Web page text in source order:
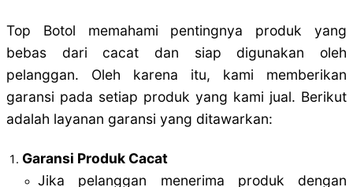
Top Botol memahami pentingnya produk yang
bebas dari cacat dan siap digunakan oleh
pelanggan. Oleh karena itu, kami memberikan
garansi pada setiap produk yang kami jual. Berikut
adalah layanan garansi yang ditawarkan:
Garansi Produk Cacat
Jika pelanggan menerima produk dengan